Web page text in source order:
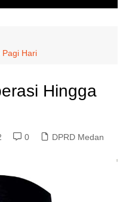
Pagi Hari
Hingga
0 DPRD Medan